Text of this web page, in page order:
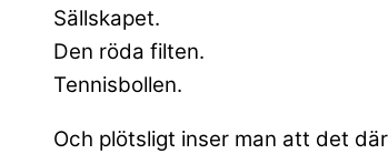
Sällskapet.
Den röda filten.
Tennisbollen.
Och plötsligt inser man att det